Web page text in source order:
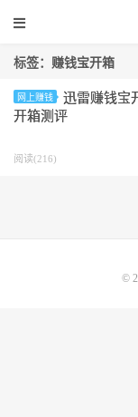
标签：赚钱宝开箱
网上赚钱
迅雷赚钱宝
开箱测评
阅读(216)
©